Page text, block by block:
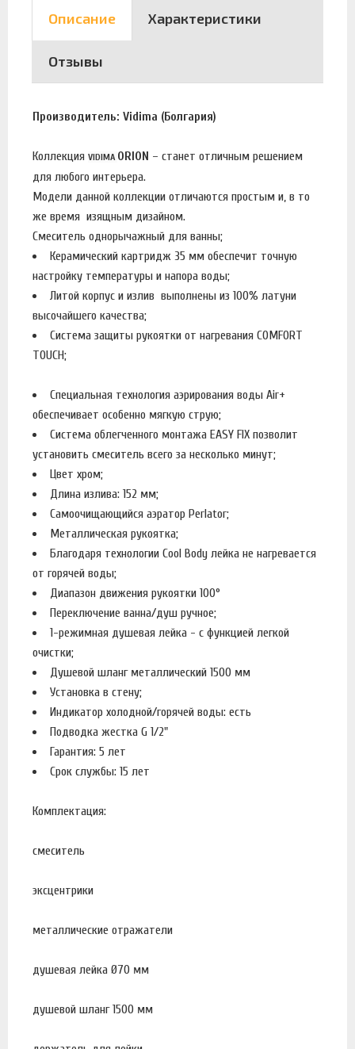
Описание Характеристики
Отзывы
Производитель: Vidima (Болгария)
Коллекция VIDIMA ORION – станет отличным решением
для любого интерьера.
Модели данной коллекции отличаются простым и, в то
же время изящным дизайном.
Смеситель однорычажный для ванны;
Керамический картридж 35 мм обеспечит точную
настройку температуры и напора воды;
Литой корпус и излив выполнены из 100% латуни
высочайшего качества;
Система защиты рукоятки от нагревания COMFORT
TOUCH;
Специальная технология аэрирования воды Air+
обеспечивает особенно мягкую струю;
Система облегченного монтажа EASY FIX позволит
установить смеситель всего за несколько минут;
Цвет хром;
Длина излива: 152 мм;
Самоочищающийся аэратор Perlator;
Металлическая рукоятка;
Благодаря технологии Cool Body лейка не нагревается
от горячей воды;
Диапазон движения рукоятки 100°
Переключение ванна/душ ручное;
1-режимная душевая лейка - с функцией легкой
очистки;
Душевой шланг металлический 1500 мм
Установка в стену;
Индикатор холодной/горячей воды: есть
Подводка жестка G 1/2"
Гарантия: 5 лет
Срок службы: 15 лет
Комплектация:
смеситель
эксцентрики
металлические отражатели
душевая лейка Ø70 мм
душевой шланг 1500 мм